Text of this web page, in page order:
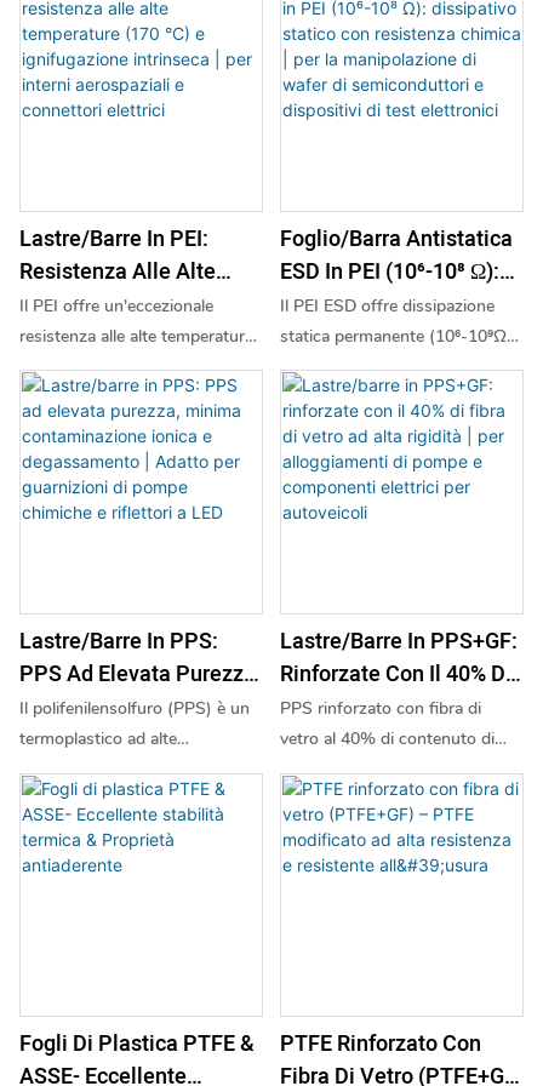
a 260 °C, inerzia chimica e
resistenza meccanica – il che lo
rende ideale per applicazioni che
richiedono un isolamento
Lunga Durata
mantenendo eccellenti proprietà
meccaniche. Ideali per parti
mobili ad alte prestazioni che
richiedono una lubrificazione
Alloggiamenti Di Sensori
In Ambienti Esplosivi
proprietà meccaniche.
Disponibile nei colori nero,
bianco e naturale per diverse
esigenze applicative.
Lastre/barre In PEI:
Resistenza Alle Alte
Temperature (170 °C) E
Ignifugazione Intrinseca
| Per Interni Aerospaziali
E Connettori Elettrici
Il PEI offre un'eccezionale
resistenza alle alte temperature,
robustezza e ignifugazione per
applicazioni impegnative.
Disponibile in ambra
semitrasparente, combina
eccellenti proprietà meccaniche
con una stabilità intrinseca.
Foglio/barra Antistatica
ESD In PEI (10⁶-10⁸ Ω):
Dissipativo Statico Con
Resistenza Chimica | Per
La Manipolazione Di
Wafer Di Semiconduttori
E Dispositivi Di Test
Elettronici
Il PEI ESD offre dissipazione
statica permanente (10⁶-10⁹Ω)
combinata con eccezionali
prestazioni ad alta temperatura
e resistenza alla fiamma. Ideale
per applicazioni nei settori dei
semiconduttori, medicali e
aerospaziali che richiedono
Lastre/barre In PPS:
PPS Ad Elevata Purezza,
Minima Contaminazione
Ionica E Degassamento |
Adatto Per Guarnizioni
Di Pompe Chimiche E
Riflettori A LED
Il polifenilensolfuro (PPS) è un
termoplastico ad alte
prestazioni noto per la sua
eccezionale resistenza chimica,
stabilità termica e resistenza
meccanica. Presenta un basso
Lastre/barre In PPS+GF:
Rinforzate Con Il 40% Di
Fibra Di Vetro Ad Alta
Rigidità | Per
Alloggiamenti Di Pompe
E Componenti Elettrici
Per Autoveicoli
PPS rinforzato con fibra di
vetro al 40% di contenuto di
GF. Offre elevata rigidità, bassa
deformazione viscosa e
resistenza al calore superiore a
260 °C. Eccellente resistenza
pompe, isolanti elettrici e
componenti strutturali ad alta
temperatura.
Fogli Di Plastica PTFE &
ASSE- Eccellente
PTFE Rinforzato Con
Fibra Di Vetro (PTFE+GF)